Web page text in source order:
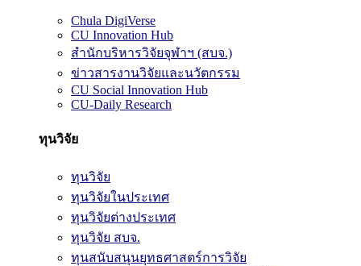
Chula DigiVerse
CU Innovation Hub
สำนักบริหารวิจัยจุฬาฯ (สบจ.)
ข่าวสารงานวิจัยและนวัตกรรม
CU Social Innovation Hub
CU-Daily Research
ทุนวิจัย
ทุนวิจัย
ทุนวิจัยในประเทศ
ทุนวิจัยต่างประเทศ
ทุนวิจัย สบจ.
ทุนสนับสนุนยุทธศาสตร์การวิจัย